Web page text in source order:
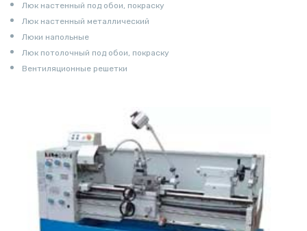
Люк настенный под обои, покраску
Люк настенный металлический
Люки напольные
Люк потолочный под обои, покраску
Вентиляционные решетки